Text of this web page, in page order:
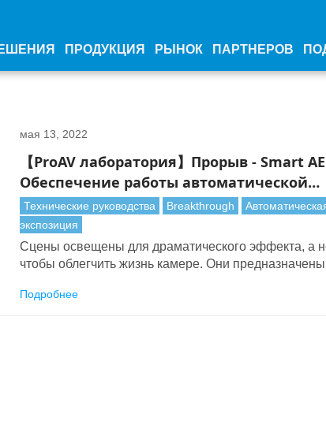
ПРОДУКЦИЯ РЫНОК ПАРТНЕРОВ
мая 13, 2022
【ProAV лаборатория】Прорыв - Smart
Обеспечение работы автоматической
экспозиции камеры даже в
условиях освещения
Технические руководства Breakthrough
экспозиция
Сцены освещены для драматического эффекта, а
чтобы облегчить жизнь камере. Они
эмоционального отклика у аудитории.
Подробнее